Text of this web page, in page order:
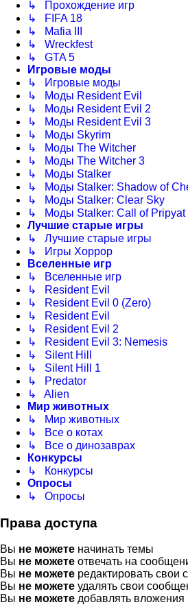
↳ Прохождение игр
↳ FIFA 18
↳ Mafia III
↳ Wreckfest
↳ GTA 5
Игровые моды
↳ Игровые моды
↳ Моды Resident Evil
↳ Моды Resident Evil 2
↳ Моды Resident Evil 3
↳ Моды Skyrim
↳ Моды The Witcher
↳ Моды The Witcher 3
↳ Моды Stalker
↳ Моды Stalker: Shadow of
↳ Моды Stalker: Clear Sky
↳ Моды Stalker: Call of Pripyat
Лучшие старые игры
↳ Лучшие старые игры
↳ Игры Хоррор
Вселенные игр
↳ Вселенные игр
↳ Resident Evil
↳ Resident Evil 0 (Zero)
↳ Resident Evil
↳ Resident Evil 2
↳ Resident Evil 3: Nemesis
↳ Silent Hill
↳ Silent Hill 1
↳ Predator
↳ Alien
Мир животных
↳ Мир животных
↳ Все о котах
↳ Все о динозаврах
Конкурсы
↳ Конкурсы
Опросы
↳ Опросы
Права доступа
Вы не можете начинать темы
Вы не можете отвечать на
Вы не можете редактировать свои
Вы не можете удалять свои
Вы не можете добавлять вложения